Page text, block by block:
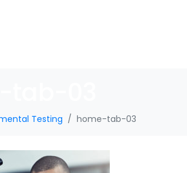
Testing home-tab-03